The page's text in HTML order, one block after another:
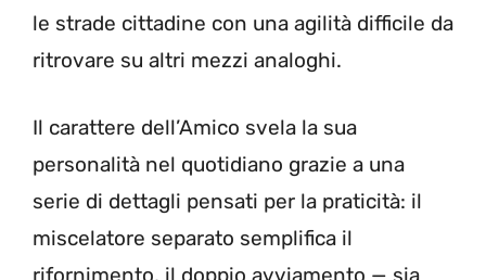
le strade cittadine con una agilità difficile da
ritrovare su altri mezzi analoghi.
Il carattere dell’Amico svela la sua
personalità nel quotidiano grazie a una
serie di dettagli pensati per la praticità: il
miscelatore separato semplifica il